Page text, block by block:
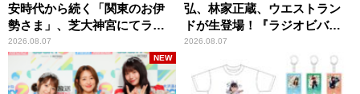
安時代から続く「関東のお伊
勢さま」、芝大神宮にてラン
パンプスが合格祈願！
2026.08.07
弘、林家正蔵、ウエストラン
ドが生登場！『ラジオビバリ
ー昼ズ』
2026.08.07
NEW